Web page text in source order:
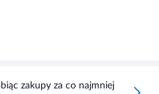
zakupy za co najmniej